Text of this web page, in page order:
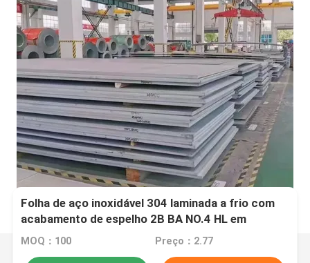
Folha de aço inoxidável 304 laminada a frio com
acabamento de espelho 2B BA NO.4 HL em
1220*2440mm Tamanho
MOQ：100 Preço：2.77